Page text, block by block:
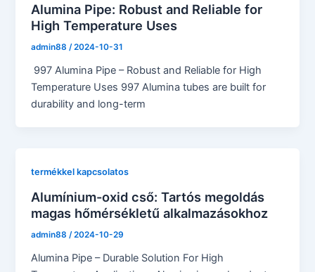
Alumina Pipe: Robust and Reliable for
High Temperature Uses
admin88 /2024-10-31
997 Alumina Pipe – Robust and Reliable for High
Temperature Uses 997 Alumina tubes are built for
durability and long-term
termékkel kapcsolatos
Alumínium-oxid cső: Tartós megoldás
magas hőmérsékletű alkalmazásokhoz
admin88/2024-10-29
Alumina Pipe – Durable Solution For High